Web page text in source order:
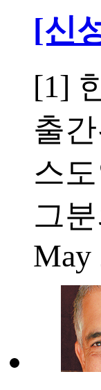
[신
[1]
출
스
그
May